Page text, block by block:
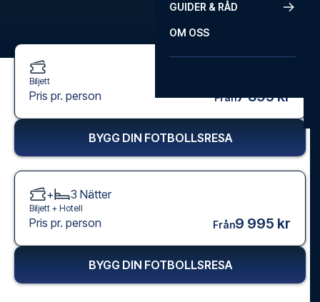
GUIDER & RÅD
OM OSS
Biljett
Pris pr. person Från7 895 kr
BYGG DIN FOTBOLLSRESA
+ 3 Nätter
Biljett + Hotell
Pris pr. person Från9 995 kr
BYGG DIN FOTBOLLSRESA